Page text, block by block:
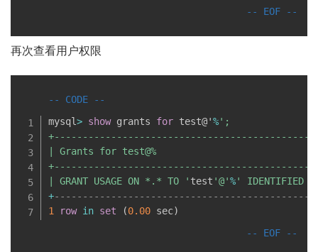
再次查看用户权限
mysql> show grants for test@'%';
| Grants for test@%
| GRANT USAGE ON *.* TO ' test '@'%' IDENTIFIED
+
1
row in set (0.00 sec)